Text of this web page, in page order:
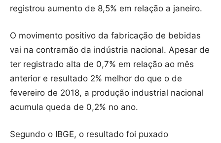
registrou aumento de 8,5% em relação a janeiro.
O movimento positivo da fabricação de bebidas
vai na contramão da indústria nacional. Apesar de
ter registrado alta de 0,7% em relação ao mês
anterior e resultado 2% melhor do que o de
fevereiro de 2018, a produção industrial nacional
acumula queda de 0,2% no ano.
Segundo o IBGE, o resultado foi puxado